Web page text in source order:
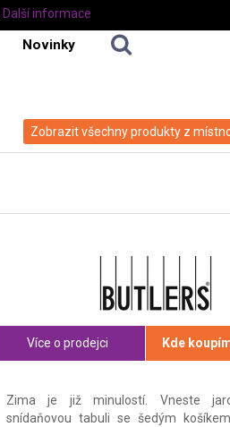
Novinky
Zobrazit všechny produkty z
Více o prodejci Kde
Zima je již minulostí. Vneste
snídaňovou tabuli se šedým
Další informace